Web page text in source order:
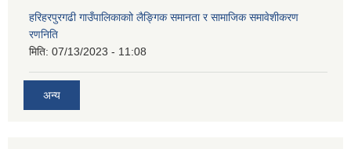
हरिहरपुरगढी गाउँपालिकाकाो लैङ्गिक समानता र सामाजिक समावेशीकरण
रणनिति
मिति: 07/13/2023 - 11:08
अन्य